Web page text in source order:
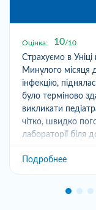
Оцінка: 10 10
Страхуємо в
Минулого місяця
інфекцію,
було терміново
викликати
чітко, швидко
лабораторії біля
Подробнее